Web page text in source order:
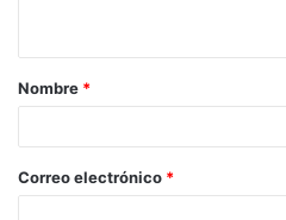
a
r
Nombre *
Correo electrónico *